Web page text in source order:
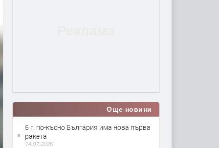
Още новини
5 г. по-късно България има нова първа
ракета
14.07.2026